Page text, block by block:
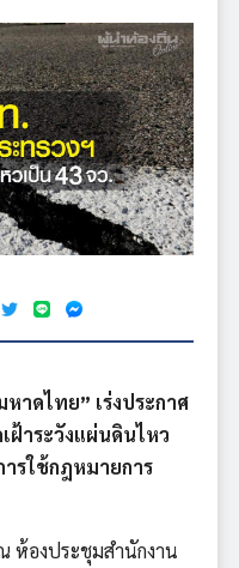
าดไทย” เร่งประกาศ
ฝ้าระวังแผ่นดินไหว
ารใช้กฎหมายการ
องประชุมสำนักงาน